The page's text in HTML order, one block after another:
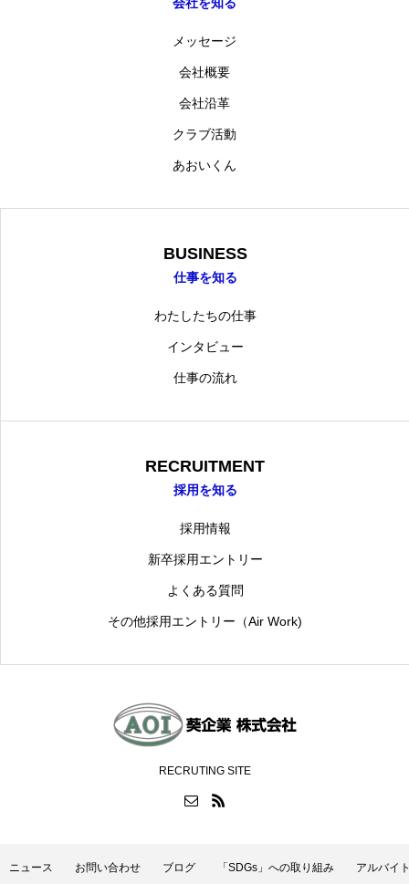
メッセージ
会社概要
会社沿革
クラブ活動
あおいくん
BUSINESS
仕事を知る
わたしたちの仕事
インタビュー
仕事の流れ
RECRUITMENT
採用を知る
採用情報
新卒採用エントリー
よくある質問
その他採用エントリー（Air Work)
RECRUTING SITE
ニュース お問い合わせ ブログ 「SDGs」への取り組み アルバイ